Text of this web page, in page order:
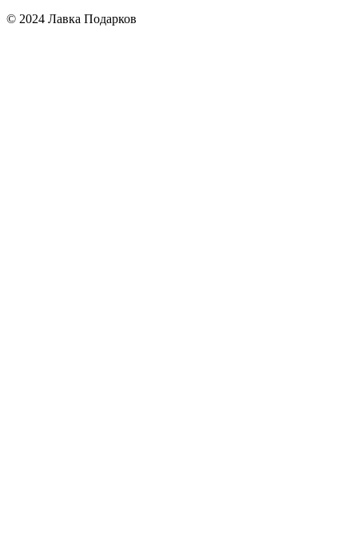
© 2024 Лавка Подарков